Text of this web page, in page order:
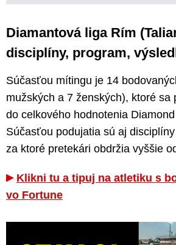
Diamantová liga Rím
disciplíny, program,
Súčasťou mítingu je 14
mužských a 7 ženských), ktoré sa
do celkového hodnotenia
Súčasťou podujatia sú aj
za ktoré pretekári obdržia vyššie
Klikni tu a tipuj na atletiku s
vo Fortune